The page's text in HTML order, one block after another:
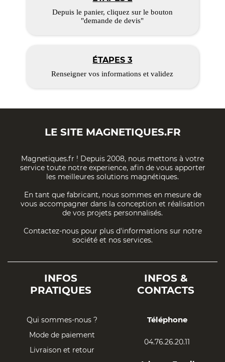
Depuis le panier, cliquez sur le bouton
"demande de devis"
ÉTAPES 3
Renseigner vos informations et validez
LE SITE MAGNETIQUES.FR
Magnetiques.fr ! Depuis 2008, nous mettons à votre
service toute notre experience, afin de vous apporter
les meilleures solutions magnétiques.
En tant que fabricant, nous sommes en mesure de
vous accompagner dans la conception et réalisation
de vos projets personnalisés.
Contactez-nous pour plus d'informations sur notre
société et nos services.
INFOS
PRATIQUES
Qui sommes-nous ?
Mode de paiement
Livraison et retour
INFOS &
CONTACTS
Téléphone
04.76.26.20.11